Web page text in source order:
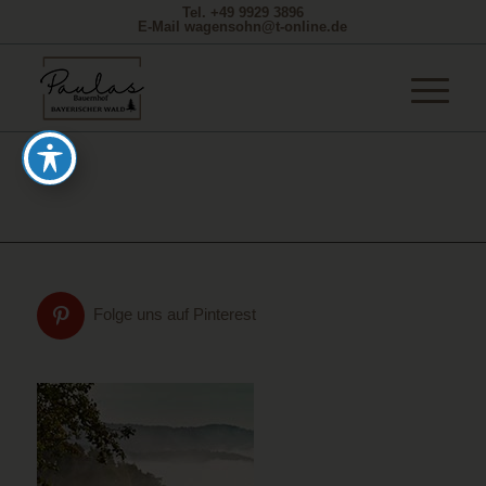
Tel. +49 9929 3896
E-Mail wagensohn@t-online.de
Folge uns auf Pinterest